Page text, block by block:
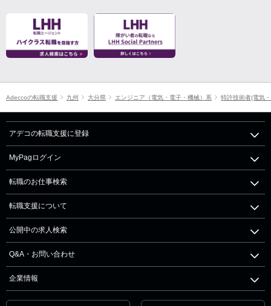
Adeccoの転職支援 九州 大分県 エンジニア（電気・電子・機械）系 特許技術者(電気
アデコの転職支援に登録
MyPagログイン
転職のお仕事検索
転職支援について
公開中の求人検索
Q&A・お問い合わせ
企業情報